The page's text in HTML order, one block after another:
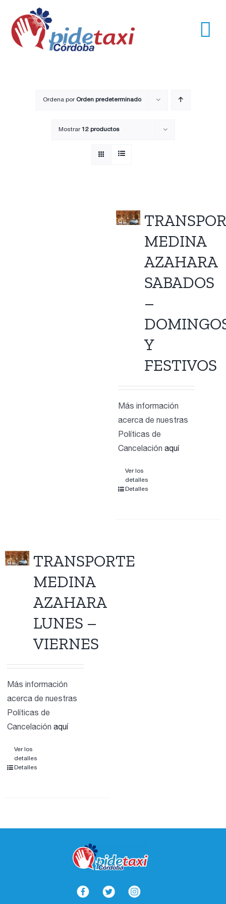
contenido
EmpresasOrdena por Orden predeterminado
Mostrar12 productos
MEDINA
AZAHARA
SABADOS
–
Y
FESTIVOS
Más información
acerca de nuestras
Políticas de
Cancelaciónaquí
Ver los
detalles
Detalles
TRANSPORTE
MEDINA
AZAHARA
LUNES –
VIERNES
Más información
acerca de nuestras
Políticas de
Cancelaciónaquí
Ver los
detalles
Detalles